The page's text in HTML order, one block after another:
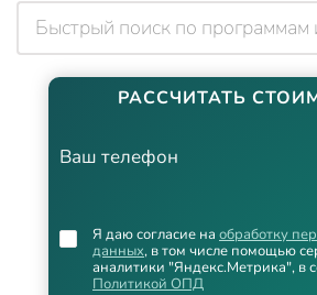
РАССЧИТАТЬ
Ваш телефон
Я даю согласие на обработку
данных, в том числе помощью
аналитики "Яндекс.Метрика", в
Политикой ОПД